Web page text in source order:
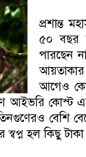
প্রশান্ত
৫০ বছর
পারছেন
আগেও
কোস্ট
বেশি
হল কিছু